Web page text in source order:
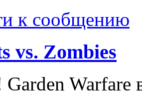
к сообщению
vs. Zombies
Garden